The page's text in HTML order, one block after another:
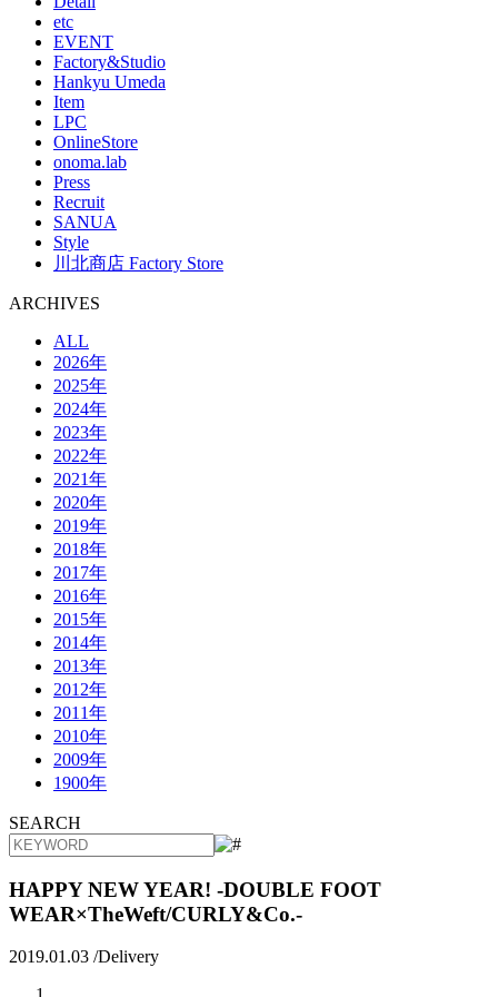
etc
EVENT
Factory&Studio
Hankyu Umeda
Item
LPC
OnlineStore
onoma.lab
Press
Recruit
SANUA
Style
川北商店 Factory Store
ARCHIVES
ALL
2026年
2025年
2024年
2023年
2022年
2021年
2020年
2019年
2018年
2017年
2016年
2015年
2014年
2013年
2012年
2011年
2010年
2009年
1900年
SEARCH
HAPPY NEW YEAR! -DOUBLE FOOT
WEAR×TheWeft/CURLY&Co.-
2019.01.03 /Delivery